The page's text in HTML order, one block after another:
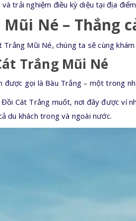
trải nghiệm điều kỳ diệu tại địa
Né – Thắng
Mũi Né, chúng ta sẽ cùng
Trắng Mũi Né
được gọi là Bàu Trắng – một trong
Cát Trắng muốt, nơi đây được ví
du khách trong và ngoài nước.